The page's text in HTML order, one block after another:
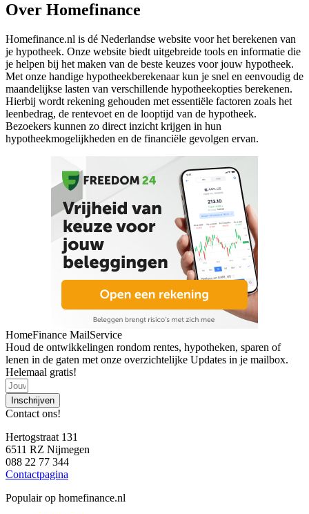
Over Homefinance
Homefinance.nl is dé Nederlandse website voor het berekenen van
je hypotheek. Onze website biedt uitgebreide tools en informatie die
je helpen bij het maken van de beste keuzes voor jouw hypotheek.
Met onze handige hypotheekberekenaar kun je snel en eenvoudig de
maandelijkse lasten van verschillende hypotheekopties berekenen.
Hierbij wordt rekening gehouden met essentiële factoren zoals het
leenbedrag, de rentevoet en de looptijd van de hypotheek.
Bezoekers kunnen zo direct inzicht krijgen in hun
hypotheekmogelijkheden en de financiële gevolgen ervan.
HomeFinance MailService
Houd de ontwikkelingen rondom rentes, hypotheken, sparen of
lenen in de gaten met onze overzichtelijke Updates in je mailbox.
Helemaal gratis!
Inschrijven
Contact ons!
Hertogstraat 131
6511 RZ Nijmegen
088 22 77 344
Contactpagina
Populair op homefinance.nl